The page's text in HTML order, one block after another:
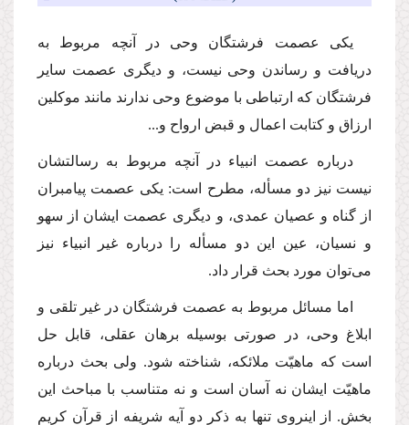
یكى عصمت فرشتگان وحى در آنچه مربوط به
دریافت و رساندن وحى نیست، و دیگرى عصمت سایر
فرشتگان كه ارتباطى با موضوع وحى ندارند مانند موكلین
ارزاق و كتابت اعمال و قبض ارواح و...
درباره عصمت انبیاء در آنچه مربوط به رسالتشان
نیست نیز دو مسأله، مطرح است: یكى عصمت پیامبران
از گناه و عصیان عمدى، و دیگرى عصمت ایشان از سهو
و نسیان، عین این دو مسأله را درباره غیر انبیاء نیز
مى‌توان مورد بحث قرار داد.
اما مسائل مربوط به عصمت فرشتگان در غیر تلقى و
ابلاغ وحى، در صورتى بوسیله برهان عقلى، قابل حل
است كه ماهیّت ملائكه، شناخته شود. ولى بحث درباره
ماهیّت ایشان نه آسان است و نه متناسب با مباحث این
بخش. از اینروى تنها به ذكر دو آیه شریفه از قرآن كریم